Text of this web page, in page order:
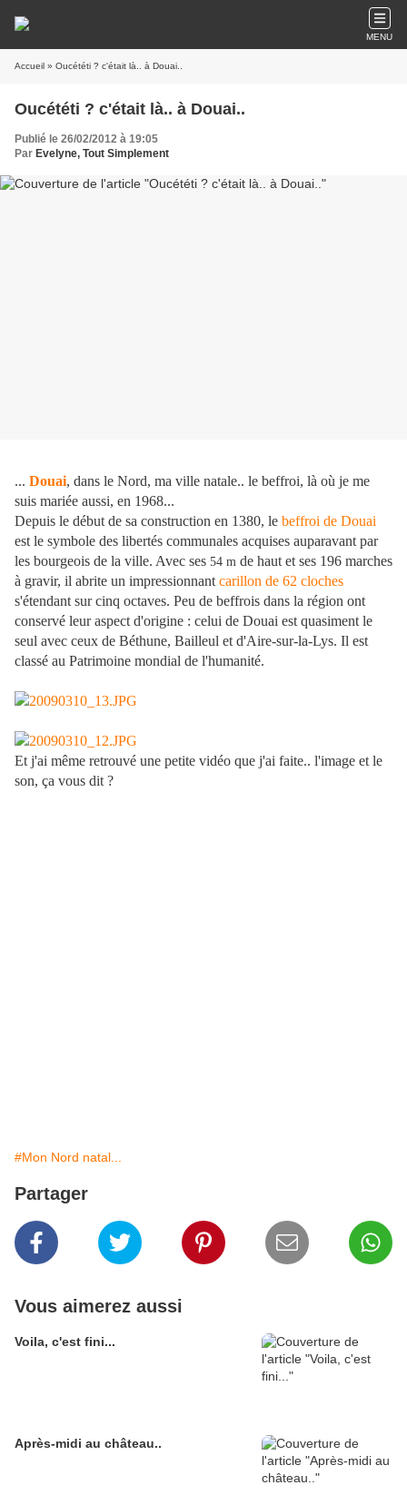
MENU
Accueil » Oucététi ? c'était là.. à Douai..
Oucététi ? c'était là.. à Douai..
Publié le 26/02/2012 à 19:05
Par Evelyne, Tout Simplement
... Douai, dans le Nord, ma ville natale.. le beffroi, là où je me
suis mariée aussi, en 1968...
Depuis le début de sa construction en 1380, le beffroi de Douai
est le symbole des libertés communales acquises auparavant par
les bourgeois de la ville. Avec ses 54 m de haut et ses 196 marches
à gravir, il abrite un impressionnant carillon de 62 cloches
s'étendant sur cinq octaves. Peu de beffrois dans la région ont
conservé leur aspect d'origine : celui de Douai est quasiment le
seul avec ceux de Béthune, Bailleul et d'Aire-sur-la-Lys. Il est
classé au Patrimoine mondial de l'humanité.
Et j'ai même retrouvé une petite vidéo que j'ai faite.. l'image et le
son, ça vous dit ?
#Mon Nord natal...
Partager
Vous aimerez aussi
Voila, c'est fini...
Après-midi au château..